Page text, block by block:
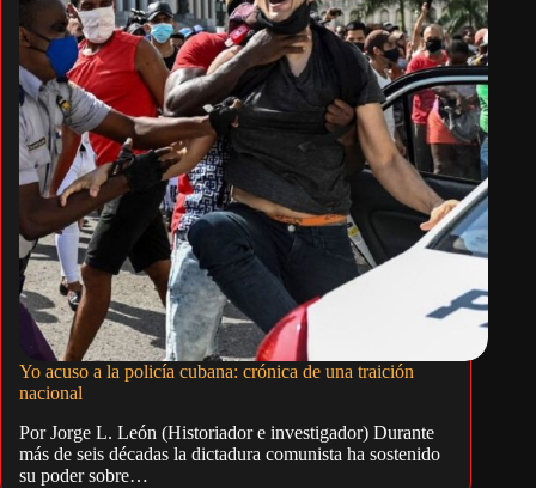
Yo acuso a la policía cubana: crónica de una traición
nacional
Por Jorge L. León (Historiador e investigador) Durante
más de seis décadas la dictadura comunista ha sostenido
su poder sobre…